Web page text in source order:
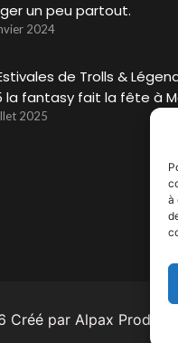
à
un peu partout.
2024
de Trolls &
la fantasy fait la fête à
2025
Créé par Alpax